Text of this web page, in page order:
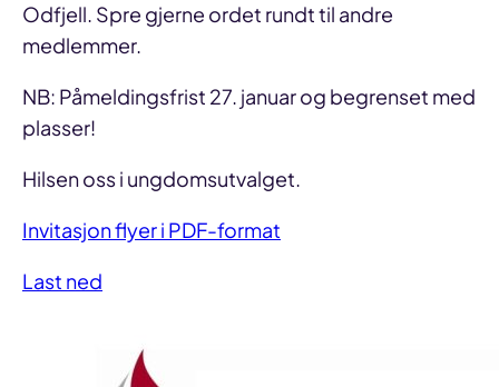
Odfjell. Spre gjerne ordet rundt til andre
medlemmer.
NB: Påmeldingsfrist 27. januar og begrenset med
plasser!
Hilsen oss i ungdomsutvalget.
Invitasjon flyer i PDF-format
Last ned